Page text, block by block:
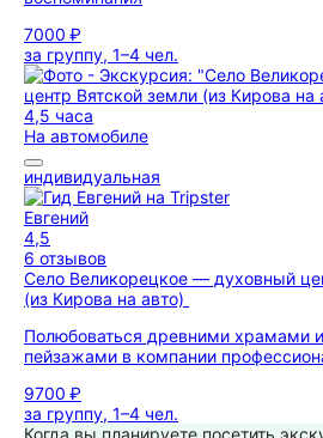
7000 ₽
за группу, 1–4 чел.
4,5 часа
На автомобиле
индивидуальная
Евгений
4,5
6 отзывов
Село Великорецкое — духовный
(из Кирова на авто)
Полюбоваться древними храмами
пейзажами в компании
9700 ₽
за группу, 1–4 чел.
Когда вы планируете посетить